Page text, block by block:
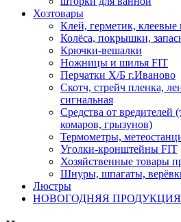
Хозтовары
Клей, герметик,
Колёса, покрышки,
Крючки-вешалки
Ножницы и шилья FIT
Перчатки Х/Б г.Иваново
Скотч, стрейч пленка,
сигнальная
Средства от вредителей
комаров, грызунов)
Термометры,
Уголки-кронштейны FIT
Хозяйственные товары
Шнуры, шпагаты,
Люстры
НОВОГОДНЯЯ ПРОДУКЦИЯ